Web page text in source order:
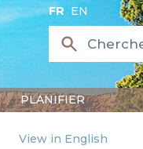
FR EN
PLANIFIER
View in English